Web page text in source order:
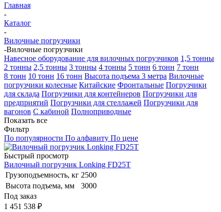
Главная
-
Каталог
-
Вилочные погрузчики
-Вилочные погрузчики
Навесное оборудование для вилочных погрузчиков 1,5 тонны
2 тонны 2,5 тонны 3 тонны 4 тонны 5 тонн 6 тонн 7 тонн
8 тонн 10 тонн 16 тонн Высота подъема 3 метра Вилочные
погрузчики колесные Китайские Фронтальные Погрузчики
для склада Погрузчики для контейнеров Погрузчики для
предприятий Погрузчики для стеллажей Погрузчики для
вагонов С кабиной Полноприводные
Показать все
Фильтр
По популярности По алфавиту По цене
Быстрый просмотр
Вилочный погрузчик Lonking FD25T
Грузоподъемность, кг 2500
Высота подъема, мм
3000
Под заказ
1 451 538 ₽